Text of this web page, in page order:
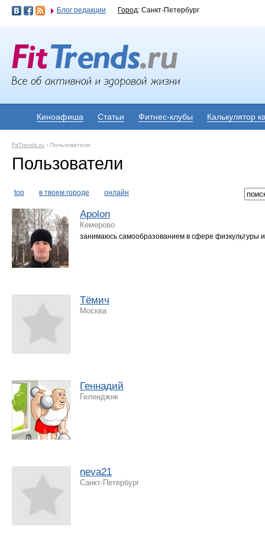
Блог редакции Город: Санкт-Петербург
Киноафиша Статьи Фитнес-клубы Калькулятор
FitTrends.ru › Пользователи
Пользователи
top в твоем городе онлайн
Apolon
Кемерово
занимаюсь самообразованием в сфере физкультуры
Тёмич
Москва
Геннадий
Геленджик
neva21
Санкт-Петербург